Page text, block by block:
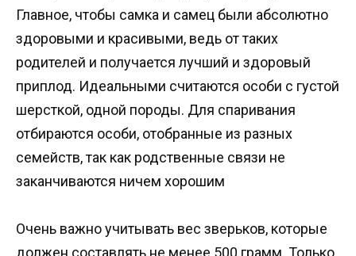
Главное, чтобы самка и самец были абсолютно
здоровыми и красивыми, ведь от таких
родителей и получается лучший и здоровый
приплод. Идеальными считаются особи с густой
шерсткой, одной породы. Для спаривания
отбираются особи, отобранные из разных
семейств, так как родственные связи не
заканчиваются ничем хорошим
Очень важно учитывать вес зверьков, которые